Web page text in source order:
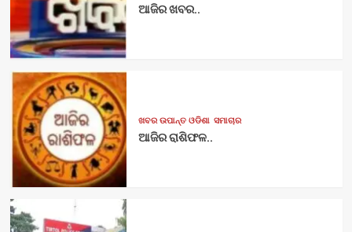
ଆଜିର ଖବର..
ଖବର ଉପାନ୍ତ ଓଡିଶା ସମାଚାର
ଆଜିର ରାଶିଫଳ..